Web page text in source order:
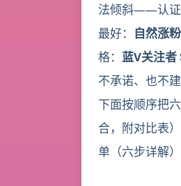
法倾斜——认证
最好： 自然涨粉
格： 蓝V关注者
不承诺、也不
下面按顺序把
合，附对比表
单（六步详解